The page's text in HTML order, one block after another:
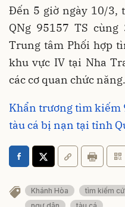
Đến 5 giờ ngày 10/3,
QNg 95157 TS
Trung tâm Phối hợp
khu vực IV tại Nha
các cơ quan chức năng.
Khẩn trương tìm kiếm
tàu cá bị nạn tại tỉnh
Khánh Hòa tìm kiếm